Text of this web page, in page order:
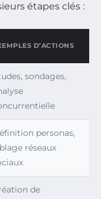
étapes clés :
D’ACTIONS
sondages,
personas,
réseaux
de